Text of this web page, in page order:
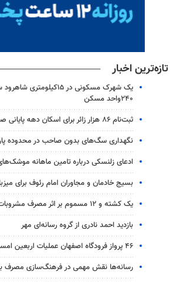
تازه‌ترین اخبار
یک شهرک مسکونی در
۲۴۰واحد مسکن
ثبت‌نام ۸۶ هزار زائر برای اسکان دهه پایانی صفر در مشهد
نگهداری سگ‌های بدون صاحب در محدوده
ادعای زلنسکی درباره تامین ماهانه
بسیج خادمان و مجاوران امام رئوف برای
یک کشته و ۱۲ مسموم بر اثر مصرف مشروبات الکلی در نیشابور
بازدید احمد نادری از گروه رسانه‌ای مهر
۴۶ پرواز فرودگاه اصفهان عملیات اربعین امسال را انجام دادند
رسانه‌ها نقش مهمی در فرهنگ‌سازی مصرف